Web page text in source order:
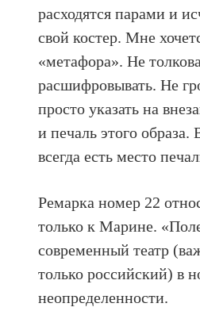
расходятся парами и
свой костер. Мне
«метафора». Не
расшифровывать. Не
просто указать на
и печаль этого образа.
всегда есть место
Ремарка номер 22
только к Марине.
современный театр
только российский) в
неопределенности.